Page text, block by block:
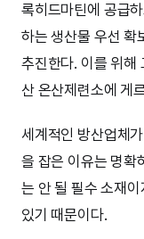
록히드마틴에 공급
하는 생산물 우선
추진한다. 이를 위해
산 온산제련소에 게
세계적인 방산업체
을 잡은 이유는 명확
는 안 될 필수 소재
있기 때문이다.